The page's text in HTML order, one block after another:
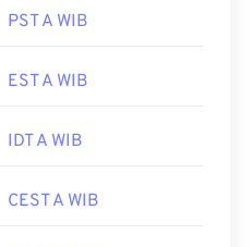
PST A WIB
EST A WIB
IDT A WIB
CEST A WIB